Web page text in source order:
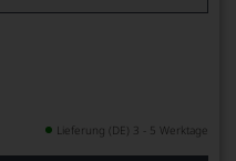
Lieferung (DE) 3 - 5 Werktage